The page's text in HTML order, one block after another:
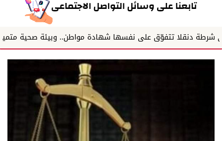
تتفوّق على نفسها شهادة مواطن.. وبيئة صحية متميزة..